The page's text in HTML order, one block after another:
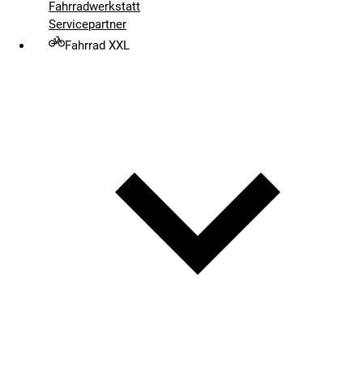
Fahrradwerkstatt
Servicepartner
Fahrrad XXL